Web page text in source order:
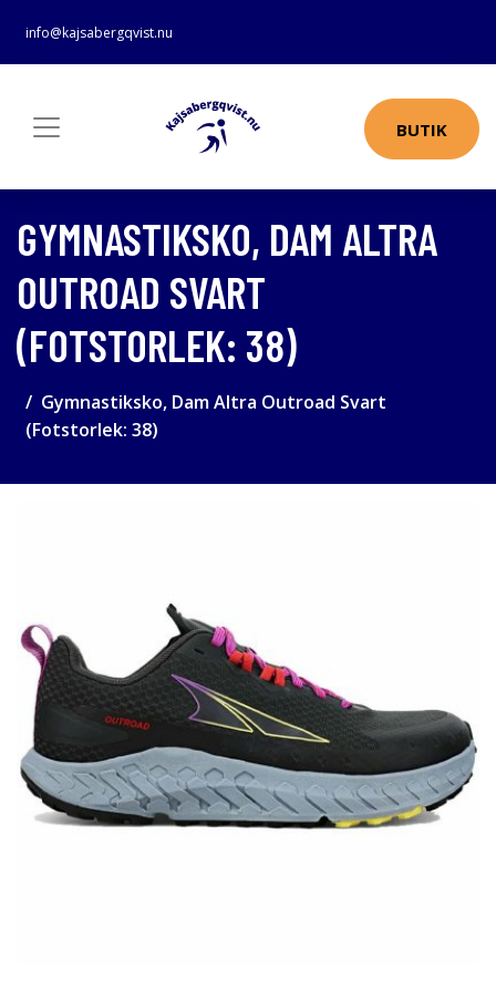
info@kajsabergqvist.nu
BUTIK
GYMNASTIKSKO, DAM ALTRA
OUTROAD SVART
(FOTSTORLEK: 38)
Gymnastiksko, Dam Altra Outroad Svart
(Fotstorlek: 38)